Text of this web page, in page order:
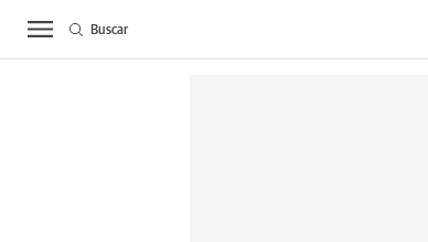
ACTUALIDAD
Buscar